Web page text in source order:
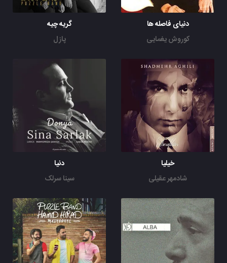
دنیای فاصله ها
کوروش یغمایی
گریه چیه
پازل
خیلیا
شادمهر عقیلی
دنیا
سینا سرلک